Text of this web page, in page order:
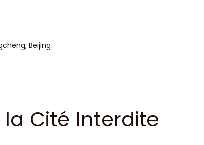
Beijing.
Cité Interdite